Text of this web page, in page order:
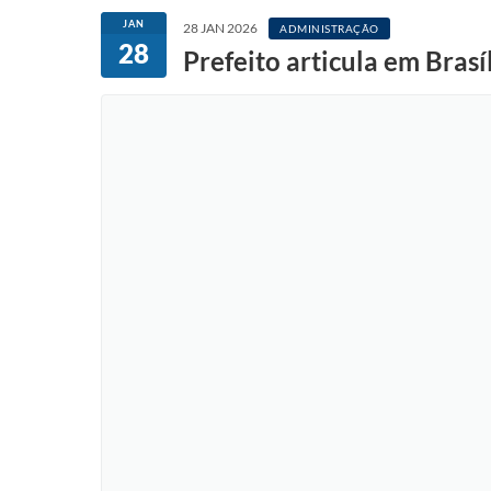
JAN
28
28 JAN 2026 ADMINISTRAÇÃO
Prefeito articula em